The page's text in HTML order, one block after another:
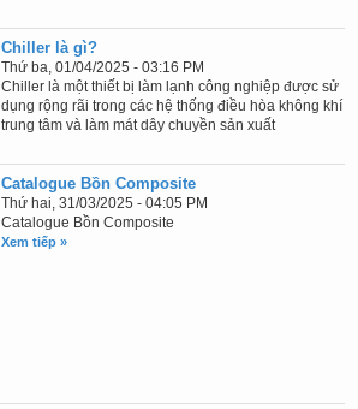
Chiller là gì?
Thứ ba, 01/04/2025 - 03:16 PM
Chiller là một thiết bị làm lạnh công nghiệp được sử
dụng rộng rãi trong các hệ thống điều hòa không khí
trung tâm và làm mát dây chuyền sản xuất
Catalogue Bồn Composite
Thứ hai, 31/03/2025 - 04:05 PM
Catalogue Bồn Composite
Xem tiếp »